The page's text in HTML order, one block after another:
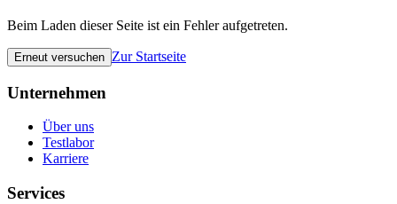
Beim Laden dieser Seite ist ein Fehler aufgetreten.
Erneut versuchen Zur Startseite
Unternehmen
Über uns
Testlabor
Karriere
Services